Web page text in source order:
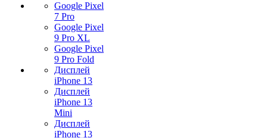
Google Pixel
7 Pro
Google Pixel
9 Pro XL
Google Pixel
9 Pro Fold
Дисплей
iPhone 13
Дисплей
iPhone 13
Mini
Дисплей
iPhone 13